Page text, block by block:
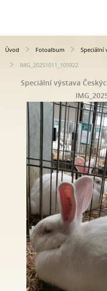
Úvod Fotoalbum
Speciální
IMG_20251011_105922
Speciální výstava